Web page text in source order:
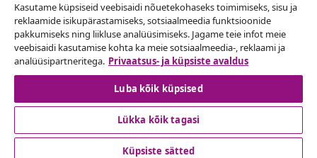
Lepingust taganemine
Esita oma tellimuse kohta tagastamissoov.
Lepingust taganemine
Kasutame küpsiseid veebisaidi nõuetekohaseks toimimiseks, sisu ja
reklaamide isikupärastamiseks, sotsiaalmeedia funktsioonide
pakkumiseks ning liikluse analüüsimiseks. Jagame teie infot meie
veebisaidi kasutamise kohta ka meie sotsiaalmeedia-, reklaami ja
analüüsipartneritega. Privaatsus- ja küpsiste avaldus
Luba kõik küpsised
Lükka kõik tagasi
Küpsiste sätted